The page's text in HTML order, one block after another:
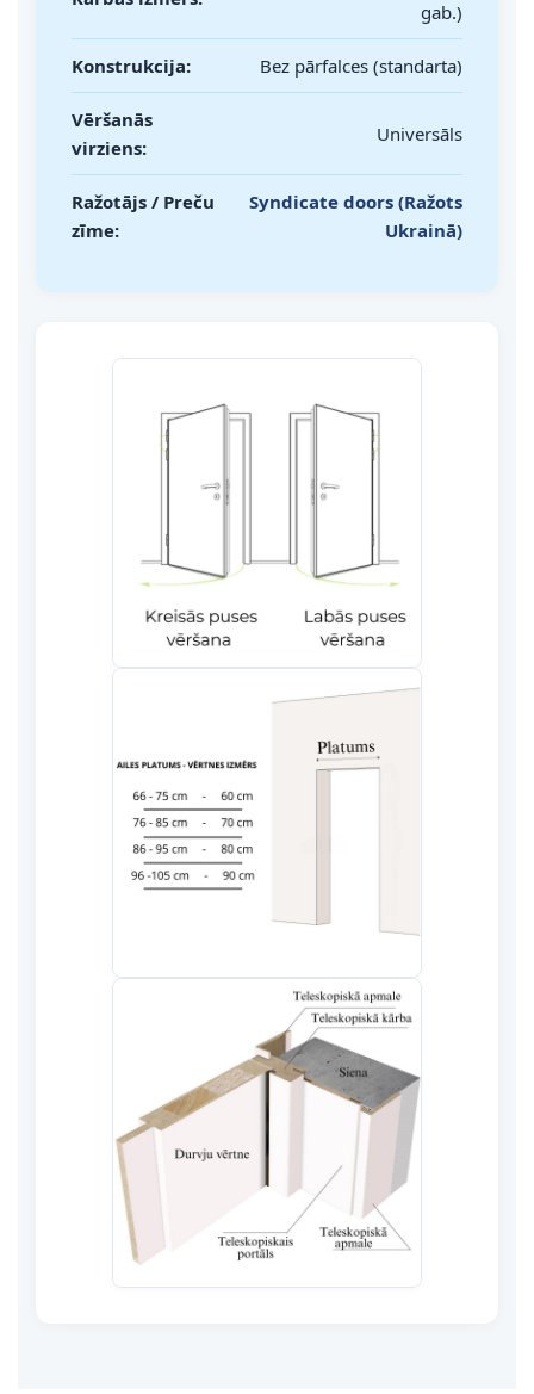
gab.)
Konstrukcija: Bez pārfalces (standarta)
Vēršanās
virziens:
Universāls
Ražotājs / Preču
zīme:
Syndicate doors (Ražots
Ukrainā)